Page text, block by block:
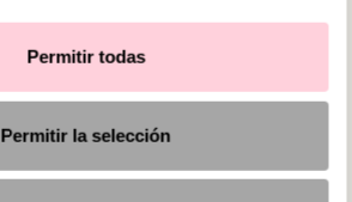
Permitir todas
Permitir la selección